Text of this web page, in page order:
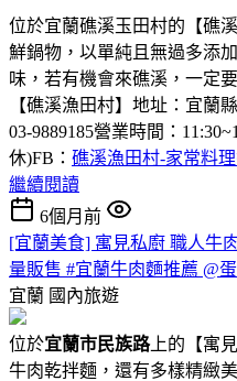
位於宜蘭礁溪玉田村的【礁
鮮鍋物，以單純且無過多添
味，若有機會來礁溪，一定
【礁溪漁田村】地址：宜蘭
03-9889185營業時間：
休)FB： 礁溪漁田村-家常料
繼續閱讀
6個月前
[宜蘭美食] 寓見私廚 職人牛
量販售 #宜蘭牛肉麵推薦 @
宜蘭 國內旅遊
位於宜蘭市民族路上的【寓
牛肉乾拌麵，還有多樣精緻